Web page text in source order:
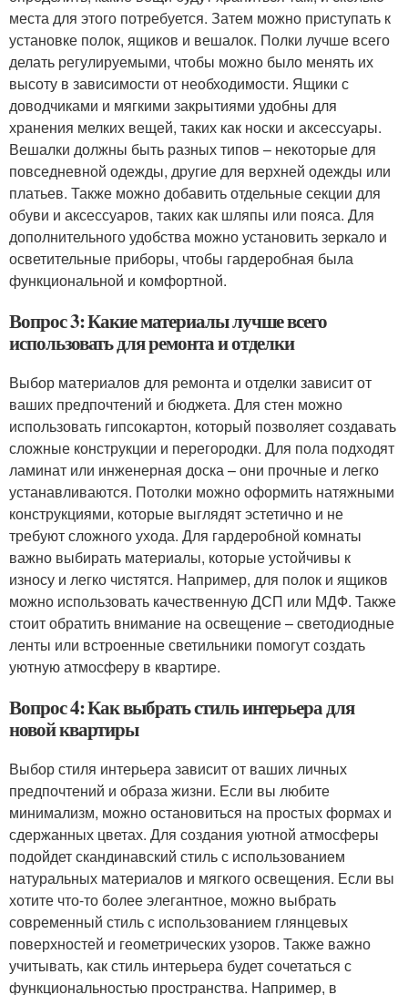
места для этого потребуется. Затем можно приступать к
установке полок, ящиков и вешалок. Полки лучше всего
делать регулируемыми, чтобы можно было менять их
высоту в зависимости от необходимости. Ящики с
доводчиками и мягкими закрытиями удобны для
хранения мелких вещей, таких как носки и аксессуары.
Вешалки должны быть разных типов – некоторые для
повседневной одежды, другие для верхней одежды или
платьев. Также можно добавить отдельные секции для
обуви и аксессуаров, таких как шляпы или пояса. Для
дополнительного удобства можно установить зеркало и
осветительные приборы, чтобы гардеробная была
функциональной и комфортной.
Вопрос 3: Какие материалы лучше всего
использовать для ремонта и отделки
Выбор материалов для ремонта и отделки зависит от
ваших предпочтений и бюджета. Для стен можно
использовать гипсокартон, который позволяет создавать
сложные конструкции и перегородки. Для пола подходят
ламинат или инженерная доска – они прочные и легко
устанавливаются. Потолки можно оформить натяжными
конструкциями, которые выглядят эстетично и не
требуют сложного ухода. Для гардеробной комнаты
важно выбирать материалы, которые устойчивы к
износу и легко чистятся. Например, для полок и ящиков
можно использовать качественную ДСП или МДФ. Также
стоит обратить внимание на освещение – светодиодные
ленты или встроенные светильники помогут создать
уютную атмосферу в квартире.
Вопрос 4: Как выбрать стиль интерьера для
новой квартиры
Выбор стиля интерьера зависит от ваших личных
предпочтений и образа жизни. Если вы любите
минимализм, можно остановиться на простых формах и
сдержанных цветах. Для создания уютной атмосферы
подойдет скандинавский стиль с использованием
натуральных материалов и мягкого освещения. Если вы
хотите что-то более элегантное, можно выбрать
современный стиль с использованием глянцевых
поверхностей и геометрических узоров. Также важно
учитывать, как стиль интерьера будет сочетаться с
функциональностью пространства. Например, в